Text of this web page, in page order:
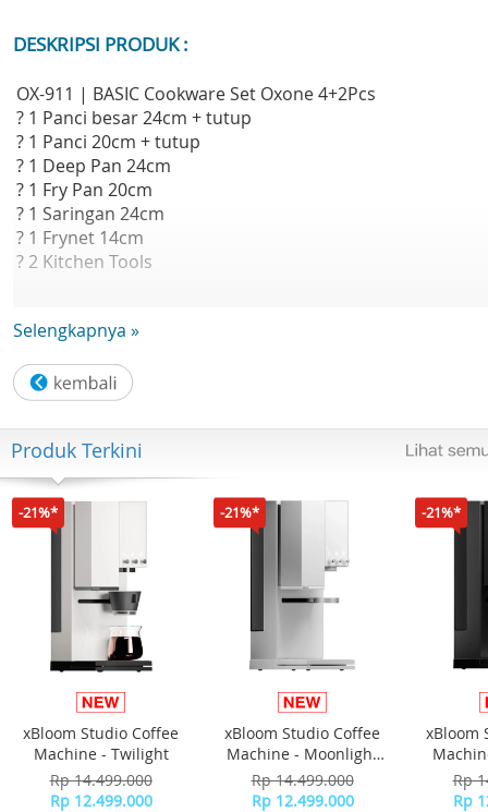
DESKRIPSI PRODUK :
OX-911 | BASIC Cookware Set Oxone 4+2Pcs
? 1 Panci besar 24cm + tutup
? 1 Panci 20cm + tutup
? 1 Deep Pan 24cm
? 1 Fry Pan 20cm
? 1 Saringan 24cm
? 1 Frynet 14cm
? 2 Kitchen Tools
Basic Cookware Set Oxone OX-911 dilengkapi dengan
anti panas.
Desain dari frypan sendiri dilapisi dengan lapisan teflon
yang anti lengket.
? High Quality Stainless Steel
? Mirror Polishing inside
? Brown Glass Cover Mirror Polish Interior & Exterior
? Brown Bakelite Handles with Golden Plate
? Modern wooden colour
? Suitable for family use
? Mirror polish interior & exterior
? Belly shape, rolled edge & step
? 24cm Steamer & 41cm fry Basket with Handle
? Healthy preparation of Food
? Cooking with litle water and frying with litle fat
Selengkapnya »
Produk Terkini
-21%*
xBloom Studio Coffee
Machine - Twilight
Rp 14.499.000
Rp 12.499.000
-21%*
xBloom Studio Coffee
Machine - Moonlight
White
Rp 14.499.000
Rp 12.499.000
-21%*
xBloom
Rp
Rp